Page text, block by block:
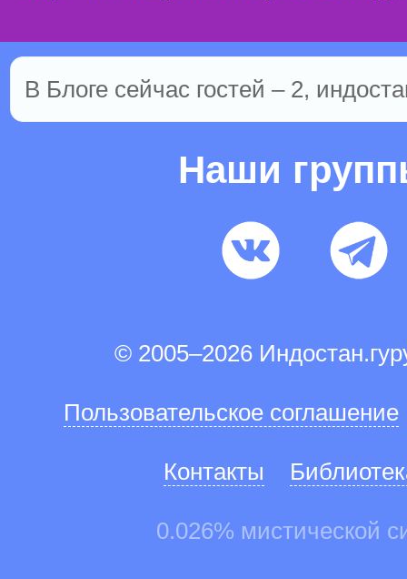
В Блоге сейчас гостей – 2,
Наши
© 2005–2026
Пользовательское соглашение
Контакты
0.026% мистической